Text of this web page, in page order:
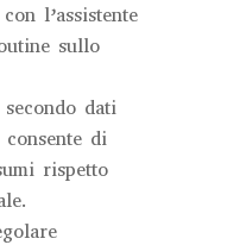
l’assistente
sullo
dati
di
rispetto